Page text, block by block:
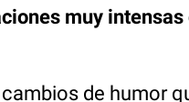
muy intensas
de humor